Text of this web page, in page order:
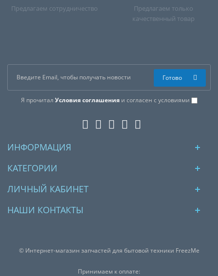
Предлагаем сотрудничество
Предлагаем только
качественный товар
Я прочитал Условия соглашенияи согласен с условиями
Готово
ИНФОРМАЦИЯ
КАТЕГОРИИ
ЛИЧНЫЙ КАБИНЕТ
НАШИ КОНТАКТЫ
© Интернет-магазин запчастей для бытовой техники FreezMe
Принимаем к оплате: